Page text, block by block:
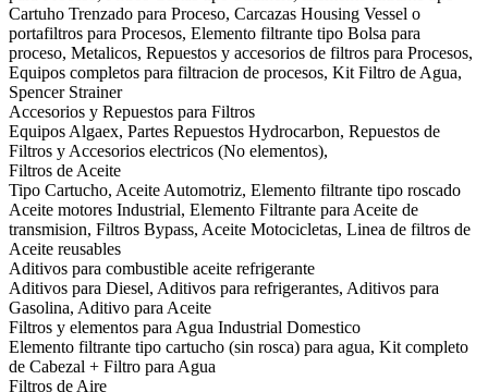
Cartuho Trenzado para Proceso, Carcazas Housing Vessel o
portafiltros para Procesos, Elemento filtrante tipo Bolsa para
proceso, Metalicos, Repuestos y accesorios de filtros para Procesos,
Equipos completos para filtracion de procesos, Kit Filtro de Agua,
Spencer Strainer
Accesorios y Repuestos para Filtros
Equipos Algaex, Partes Repuestos Hydrocarbon, Repuestos de
Filtros y Accesorios electricos (No elementos),
Filtros de Aceite
Tipo Cartucho, Aceite Automotriz, Elemento filtrante tipo roscado
Aceite motores Industrial, Elemento Filtrante para Aceite de
transmision, Filtros Bypass, Aceite Motocicletas, Linea de filtros de
Aceite reusables
Aditivos para combustible aceite refrigerante
Aditivos para Diesel, Aditivos para refrigerantes, Aditivos para
Gasolina, Aditivo para Aceite
Filtros y elementos para Agua Industrial Domestico
Elemento filtrante tipo cartucho (sin rosca) para agua, Kit completo
de Cabezal + Filtro para Agua
Filtros de Aire